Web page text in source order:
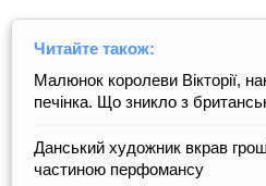
Читайте також:
Малюнок королеви Вікторії,
печінка. Що зникло з
Данський художник вкрав
частиною перфомансу